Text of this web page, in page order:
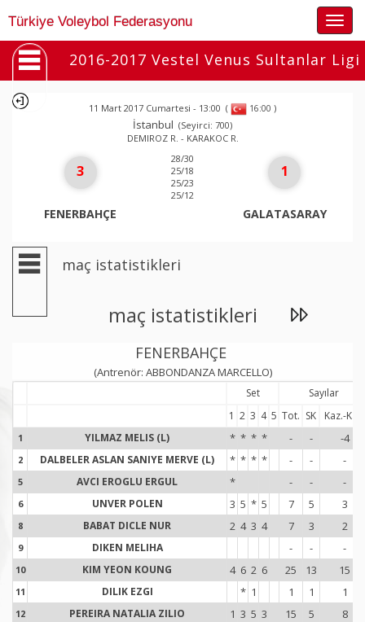
Türkiye Voleybol Federasyonu
2016-2017 Vestel Venus Sultanlar Ligi
11 Mart 2017 Cumartesi - 13:00 ( 16:00 )
İstanbul (Seyirci: 700)
DEMIROZ R. - KARAKOC R.
3
FENERBAHÇE
28/30
25/18
25/23
25/12
1
GALATASARAY
maç istatistikleri
maç istatistikleri
FENERBAHÇE
(Antrenör: ABBONDANZA MARCELLO)
Set
Sayılar
1 2 3 4 5 Tot. SK Kaz.-Kay.
1 YILMAZ MELIS (L) * * * * - - -4
2 DALBELER ASLAN SANIYE MERVE (L) * * * * - - -
5 AVCI EROGLU ERGUL * - - -
6 UNVER POLEN 3 5 * 5 7 5 3
8 BABAT DICLE NUR 2 4 3 4 7 3 2
9 DIKEN MELIHA - - -
10 KIM YEON KOUNG 4 6 2 6 25 13 15
11 DILIK EZGI * 1 1 1 1
12 PEREIRA NATALIA ZILIO 1 3 5 3 15 5 8